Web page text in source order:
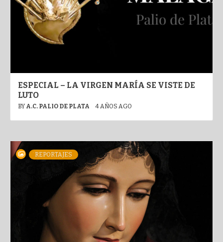
ESPECIAL – LA VIRGEN MARÍA SE VISTE DE
LUTO
BY A.C. PALIO DE PLATA 4 AÑOS AGO
REPORTAJES